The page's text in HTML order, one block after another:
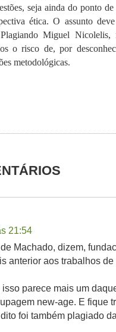
seja ainda do ponto
ética. O assunto
Miguel Nicolelis,
o risco de, por
21:54
Machado, dizem,
anterior aos trabalhos
parece mais um
new-age. E fique
foi também plagiado